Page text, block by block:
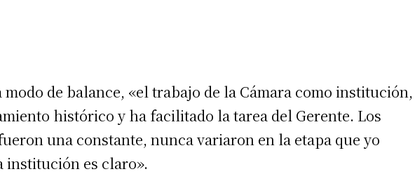
de balance, «el trabajo de la Cámara como institución,
histórico y ha facilitado la tarea del Gerente. Los
una constante, nunca variaron en la etapa que yo
institución es claro».